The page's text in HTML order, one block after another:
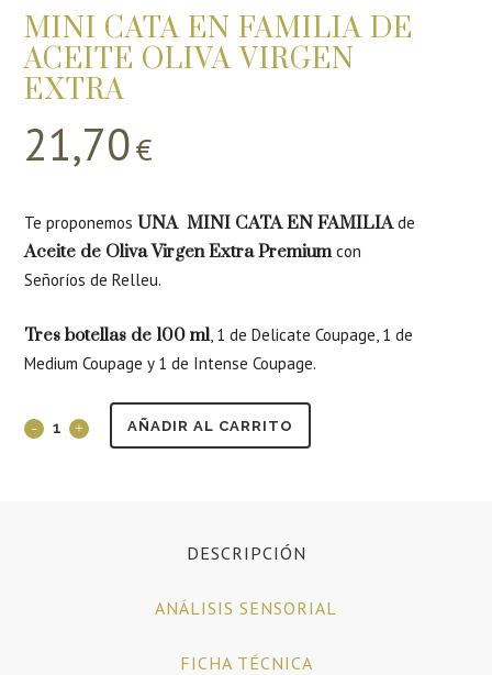
MINI CATA EN FAMILIA DE
ACEITE OLIVA VIRGEN
EXTRA
21,70€
Te proponemosUNA MINI CATA EN FAMILIAde
Aceite de Oliva Virgen Extra Premiumcon
Señoríos de Relleu.
Tres botellas de 100 ml, 1 de Delicate Coupage, 1 de
Medium Coupage y 1 de Intense Coupage.
AÑADIR AL CARRITO
DESCRIPCIÓN
ANÁLISIS SENSORIAL
FICHA TÉCNICA